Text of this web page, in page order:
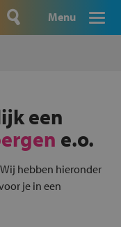
Menu
een
e.o.
hebben hieronder
je in een